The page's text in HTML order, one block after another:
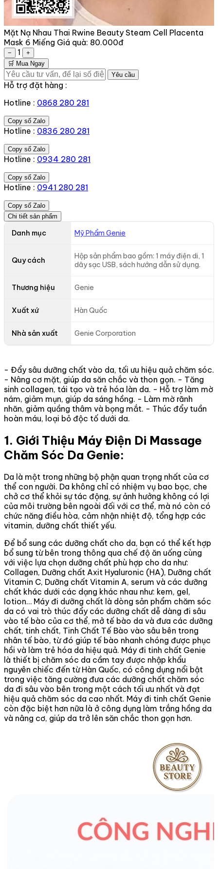
Mặt Nạ Nhau Thai Rwine Beauty Steam Cell Placenta
Mask 6 Miếng Giá quà: 80.000đ
− 1
+
🛒 Mua Ngay
Yêu cầu
Hỗ trợ đặt hàng :
Hotline : 0868 280 281
Copy số Zalo
Hotline : 0836 280 281
Copy số Zalo
Hotline : 0934 280 281
Copy số Zalo
Hotline : 0941 280 281
Copy số Zalo
Chi tiết sản phẩm
Danh mục Mỹ Phẩm Genie
Quy cách
Hộp sản phẩm bao gồm: 1 máy điện di, 1
dây sạc USB, sách hướng dẫn sử dụng.
Thương hiệu Genie
Xuất xứ Hàn Quốc
Nhà sản xuất Genie Corporation
- Đẩy sâu dưỡng chất vào da, tối ưu hiệu quả chăm sóc.
- Nâng cơ mặt, giúp da săn chắc và thon gọn. - Tăng
sinh collagen, tái tạo và trẻ hóa làn da. - Hỗ trợ làm mờ
nám, giảm mụn, giúp da sáng hồng. - Làm mờ rãnh
nhăn, giảm quầng thâm và bọng mắt. - Thúc đẩy tuần
hoàn máu, loại bỏ độc tố dưới da.
1. Giới Thiệu Máy Điện Di Massage
Chăm Sóc Da Genie:
Da là một trong những bộ phận quan trọng nhất của cơ
thể con người. Da không chỉ có nhiệm vụ bao bọc, che
chở cơ thể khỏi sự tác động, sự ảnh hưởng không có lợi
của môi trường bên ngoài đối với cơ thể, mà nó còn có
chức năng điều hòa, cảm nhận nhiệt độ, tổng hợp các
vitamin, dưỡng chất thiết yếu.
Để bổ sung các dưỡng chất cho da, bạn có thể kết hợp
bổ sung từ bên trong thông qua chế độ ăn uống cùng
với việc lựa chọn dưỡng chất phù hợp cho da như:
Collagen, Dưỡng chất Axit Hyaluronic (HA), Dưỡng chất
Vitamin C, Dưỡng chất Vitamin A, serum và các dưỡng
chất khác dưới các dạng khác nhau như: kem, gel,
lotion… Máy đi dưỡng chất là dòng sản phẩm chăm sóc
da có vai trò thúc đẩy các dưỡng chất dễ dàng đi sâu
vào tế bào của cơ thể, mở tế bào da và đưa các dưỡng
chất, tinh chất, Tinh Chất Tế Bào vào sâu bên trong
nhân tế bào, từ đó giúp tế bào nhanh chóng được phục
hồi và làm trẻ hóa da hiệu quả. Máy đi tinh chất Genie
là thiết bị chăm sóc da cầm tay được nhập khẩu
nguyên chiếc đến từ Hàn Quốc, có công dụng nổi bật
trong việc tăng cường đưa các dưỡng chất chăm sóc
da đi sâu vào bên trong một cách tối ưu nhất và đạt
hiệu quả chăm sóc da cao nhất. Máy đi tinh chất Genie
còn đặc biệt hơn nữa là ở công dụng làm trắng hồng da
và nâng cơ, giúp da trở lên săn chắc thon gọn hơn.